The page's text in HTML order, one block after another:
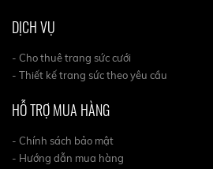
DỊCH VỤ
- Cho thuê trang sức cưới
- Thiết kế trang sức theo yêu cầu
HỖ TRỢ MUA HÀNG
- Chính sách bảo mật
- Hướng dẫn mua hàng